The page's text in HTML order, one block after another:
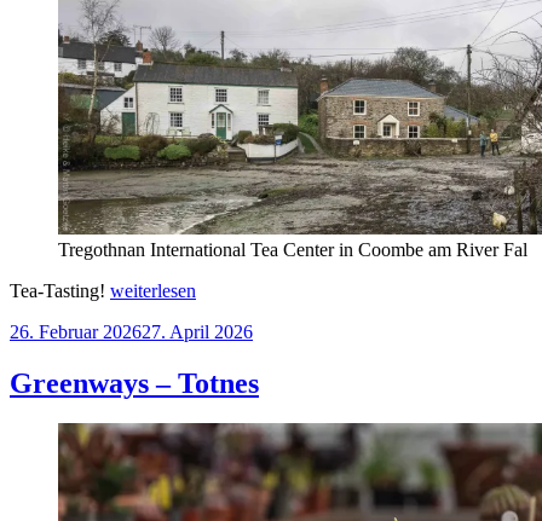
Tregothnan International Tea Center in Coombe am River Fal
Tea-Tasting! „Totnes
Carnon
weiterlesen
Veröffentlicht
26. Februar 202627. April 2026
Greenways – Totnes